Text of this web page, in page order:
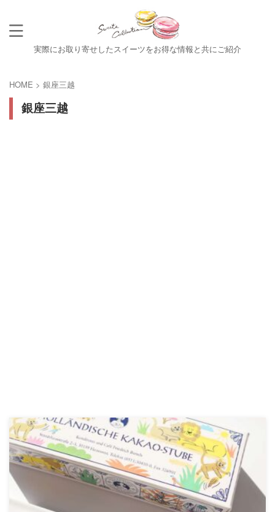
実際にお取り寄せしたスイーツをお得な情報と共にご紹介
HOME > 銀座三越
銀座三越